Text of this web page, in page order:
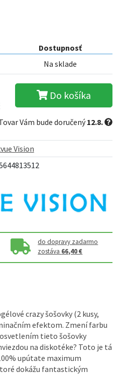
Dostupnosť
Na sklade
Do košíka
Vám bude doručený12.8.
Vision
do dopravy zadarmo
zostáva 66,40 €
crazy šošovky (2 kusy,
efektom. Zmení farbu
osvetlením tieto šošovky
na diskotéke? Toto je tá
upútate maximum
dokážu fantastickým